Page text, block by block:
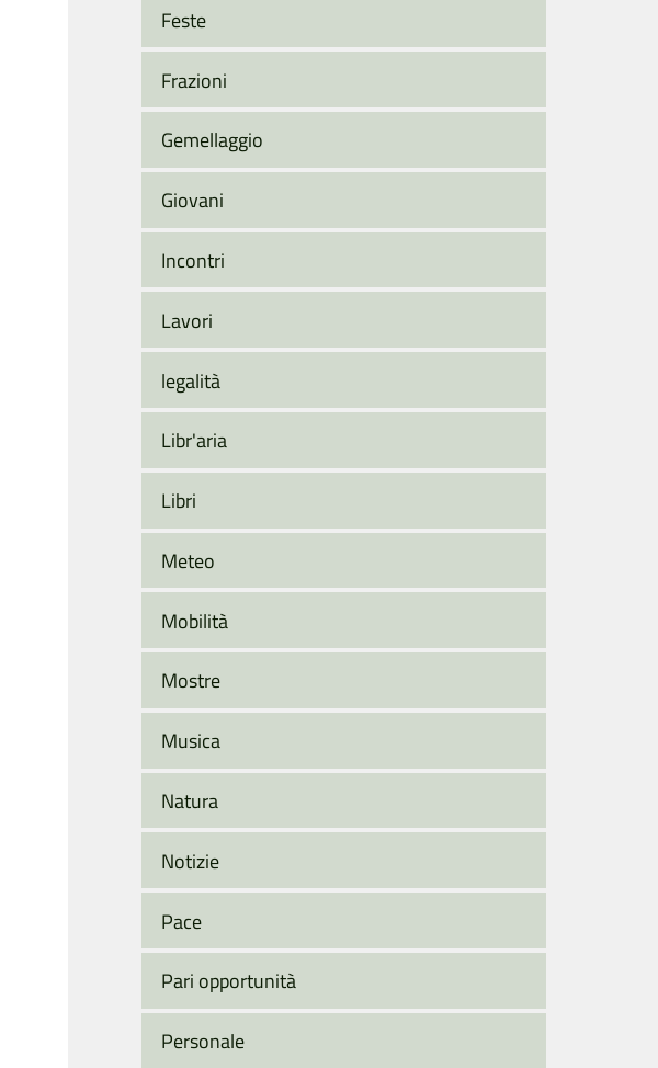
Feste
Frazioni
Gemellaggio
Giovani
Incontri
Lavori
legalità
Libr'aria
Libri
Meteo
Mobilità
Mostre
Musica
Natura
Notizie
Pace
Pari opportunità
Personale